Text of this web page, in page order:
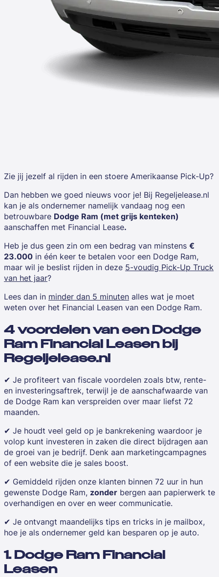
Zie jij jezelf al rijden in een stoere Amerikaanse Pick-Up?
Dan hebben we goed nieuws voor je! Bij Regeljelease.nl
kan je als ondernemer namelijk vandaag nog een
betrouwbare Dodge Ram (met grijs kenteken)
aanschaffen met Financial Lease.
Heb je dus geen zin om een bedrag van minstens €
23.000 in één keer te betalen voor een Dodge Ram,
maar wil je beslist rijden in deze 5-voudig Pick-Up Truck
van het jaar?
Lees dan in minder dan 5 minuten alles wat je moet
weten over het Financial Leasen van een Dodge Ram.
4 voordelen van een Dodge
Ram Financial Leasen bij
Regeljelease.nl
✔ Je profiteert van fiscale voordelen zoals btw, rente-
en investeringsaftrek, terwijl je de aanschafwaarde van
de Dodge Ram kan verspreiden over maar liefst 72
maanden.
✔ Je houdt veel geld op je bankrekening waardoor je
volop kunt investeren in zaken die direct bijdragen aan
de groei van je bedrijf. Denk aan marketingcampagnes
of een website die je sales boost.
✔ Gemiddeld rijden onze klanten binnen 72 uur in hun
gewenste Dodge Ram, zonder bergen aan papierwerk te
overhandigen en over en weer communicatie.
✔ Je ontvangt maandelijks tips en tricks in je mailbox,
hoe je als ondernemer geld kan besparen op je auto.
1. Dodge Ram Financial
Leasen